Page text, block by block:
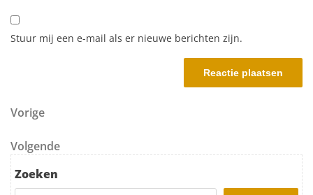
Stuur mij een e-mail als er nieuwe berichten zijn.
Berichtnavigatie
Vorig bericht
Vorige
Volgend bericht
Volgende
Zoeken